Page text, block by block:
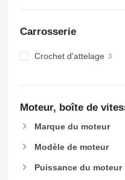
Carrosserie
Crochet d'attelage
Moteur, boîte de
Marque du moteur
Modèle de moteur
Puissance du moteur